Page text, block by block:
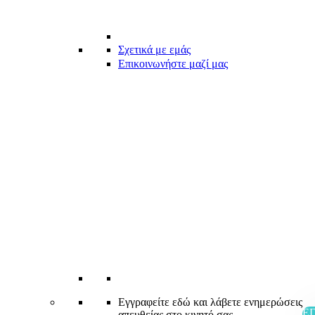
Σχετικά με εμάς
Επικοινωνήστε μαζί μας
Εγγραφείτε εδώ και λάβετε ενημερώσεις